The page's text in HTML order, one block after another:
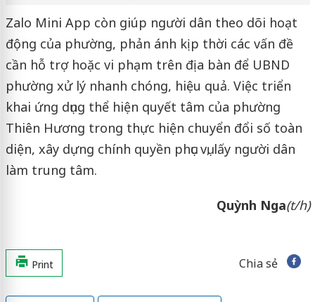
Zalo Mini App còn giúp người dân theo dõi hoạt
động của phường, phản ánh kịp thời các vấn đề
cần hỗ trợ hoặc vi phạm trên địa bàn để UBND
phường xử lý nhanh chóng, hiệu quả. Việc triển
khai ứng dụng thể hiện quyết tâm của phường
Thiên Hương trong thực hiện chuyển đổi số toàn
diện, xây dựng chính quyền phục vụ, lấy người dân
làm trung tâm.
Quỳnh Nga(t/h)
Print Chia sẻ